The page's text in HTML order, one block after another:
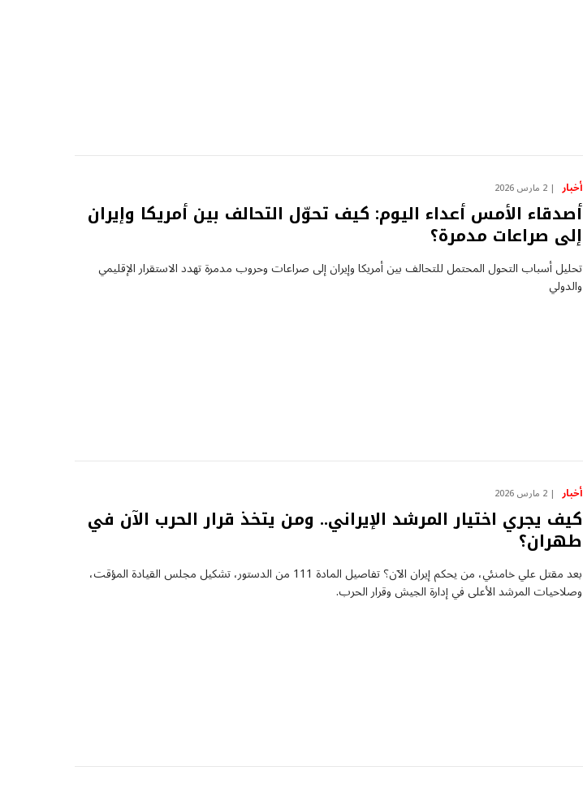
أخبار 2 مارس 2026
أصدقاء الأمس أعداء اليوم: كيف تحوّل التحالف بين أمريكا وإيران
إلى صراعات مدمرة؟
تحليل أسباب التحول المحتمل للتحالف بين أمريكا وإيران إلى صراعات وحروب مدمرة تهدد الاستقرار الإقليمي
والدولي
أخبار 2 مارس 2026
كيف يجري اختيار المرشد الإيراني.. ومن يتخذ قرار الحرب الآن في
طهران؟
بعد مقتل علي خامنئي، من يحكم إيران الآن؟ تفاصيل المادة 111 من الدستور، تشكيل مجلس القيادة المؤقت،
وصلاحيات المرشد الأعلى في إدارة الجيش وقرار الحرب.